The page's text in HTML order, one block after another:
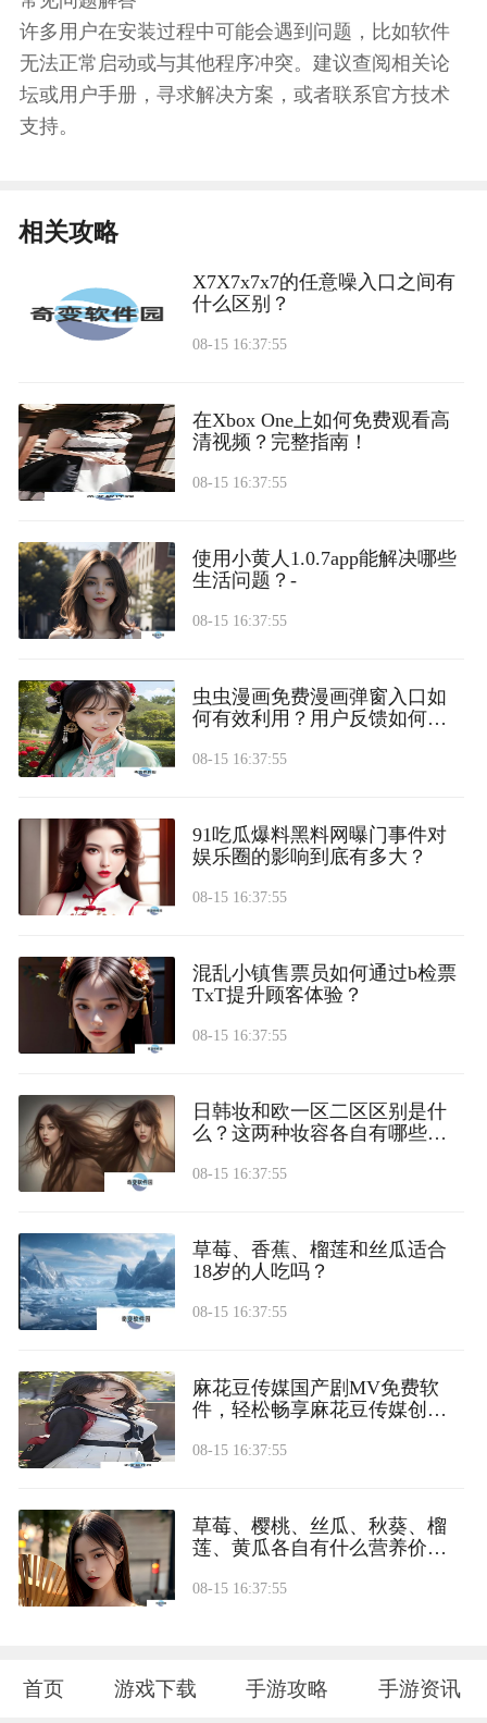
许多用户在安装过程中可能会遇到问题，比如软件
无法正常启动或与其他程序冲突。建议查阅相关论
坛或用户手册，寻求解决方案，或者联系官方技术
支持。
相关攻略
X7X7x7x7的任意噪入口之间有
什么区别？
08-15 16:37:55
在Xbox One上如何免费观看高
清视频？完整指南！
08-15 16:37:55
使用小黄人1.0.7app能解决哪些
生活问题？-
08-15 16:37:55
虫虫漫画免费漫画弹窗入口如
何有效利用？用户反馈如何影
08-15 16:37:55
91吃瓜爆料黑料网曝门事件对
娱乐圈的影响到底有多大？
08-15 16:37:55
混乱小镇售票员如何通过b检票
TxT提升顾客体验？
08-15 16:37:55
日韩妆和欧一区二区区别是什
么？这两种妆容各自有哪些独
08-15 16:37:55
草莓、香蕉、榴莲和丝瓜适合
18岁的人吃吗？
08-15 16:37:55
麻花豆传媒国产剧MV免费软
件，轻松畅享麻花豆传媒创意
08-15 16:37:55
草莓、樱桃、丝瓜、秋葵、榴
莲、黄瓜各自有什么营养价值
08-15 16:37:55
首页 游戏下载 手游攻略 手游资讯